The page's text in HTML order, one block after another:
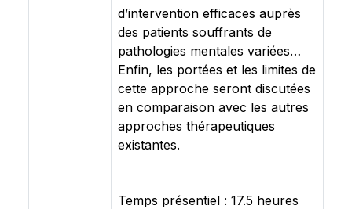
d’intervention efficaces auprès
des patients souffrants de
pathologies mentales variées…
Enfin, les portées et les limites de
cette approche seront discutées
en comparaison avec les autres
approches thérapeutiques
existantes.
Temps présentiel : 17.5 heures